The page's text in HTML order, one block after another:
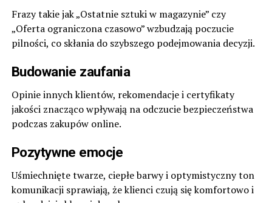
Frazy takie jak „Ostatnie sztuki w magazynie” czy
„Oferta ograniczona czasowo” wzbudzają poczucie
pilności, co skłania do szybszego podejmowania decyzji.
Budowanie zaufania
Opinie innych klientów, rekomendacje i certyfikaty
jakości znacząco wpływają na odczucie bezpieczeństwa
podczas zakupów online.
Pozytywne emocje
Uśmiechnięte twarze, ciepłe barwy i optymistyczny ton
komunikacji sprawiają, że klienci czują się komfortowo i